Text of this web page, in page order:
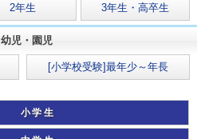
2年生 3年生・高卒生
幼児・園児
[小学校受験]最年少～年長
小学生